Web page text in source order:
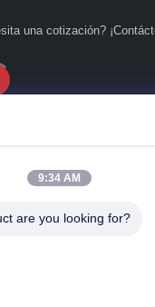
una cotización?
9:34 AM
are you looking for?